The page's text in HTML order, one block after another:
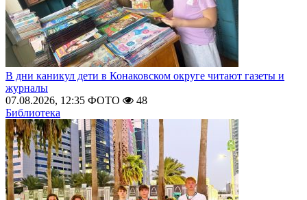
В дни каникул дети в Конаковском округе читают газеты и
журналы
07.08.2026, 12:35 ФОТО
48
Библиотека